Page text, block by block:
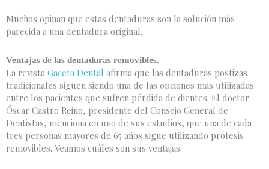
Muchos opinan que estas dentaduras son la solución más
parecida a una dentadura original.
Ventajas de las dentaduras removibles.
La revista Gaceta Dental afirma que las dentaduras postizas
tradicionales siguen siendo una de las opciones más utilizadas
entre los pacientes que sufren pérdida de dientes. El doctor
Óscar Castro Reino, presidente del Consejo General de
Dentistas, menciona en uno de sus estudios, que una de cada
tres personas mayores de 65 años sigue utilizando prótesis
removibles. Veamos cuáles son sus ventajas.